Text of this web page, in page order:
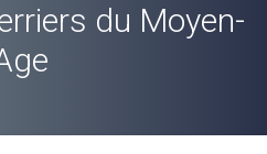
du Moyen-